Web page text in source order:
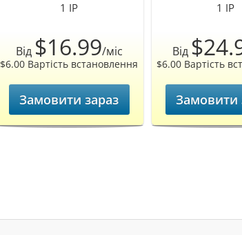
1 IP
Від $16.99/міс
$6.00 Вартість встановлення
Замовити зараз
1 IP
Від
$6.00 Вартість
Замовити